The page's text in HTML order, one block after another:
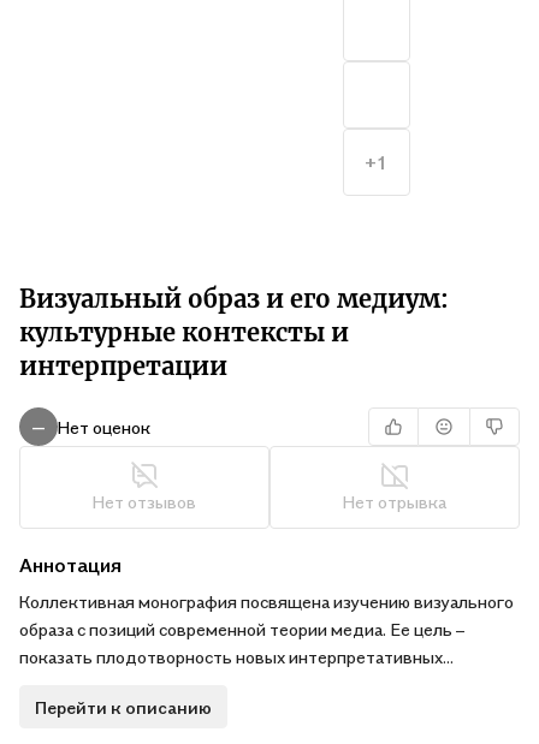
Визуальный образ и его медиум:
культурные контексты и
интерпретации
— Нет оценок
Нет отзывов Нет отрывка
+1
Аннотация
Коллективная монография посвящена изучению визуального
образа с позиций современной теории медиа. Ее цель –
показать плодотворность новых интерпретативных
сложились на пересечении визуальных и
Перейти к описанию